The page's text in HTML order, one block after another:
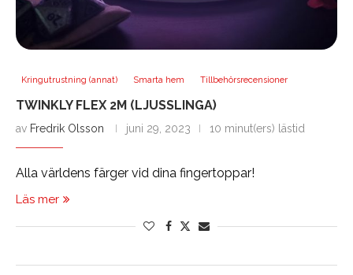
Kringutrustning (annat) Smarta hem Tillbehörsrecensioner
TWINKLY FLEX 2M (LJUSSLINGA)
av Fredrik Olsson juni 29, 2023 10 minut(ers) lästid
Alla världens färger vid dina fingertoppar!
Läs mer